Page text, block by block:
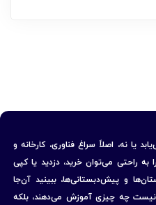
یا نه، اصلاً سراغ فناوری، کارخانه و
به راحتی می‌توان خرید، دزدید یا کپی
و پیش‌دبستانی‌ها، ببینید آن‌جا
چه چیزی آموزش می‌دهند، بلکه